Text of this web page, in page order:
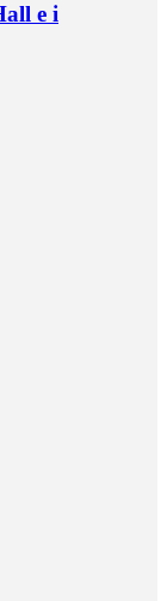
e i